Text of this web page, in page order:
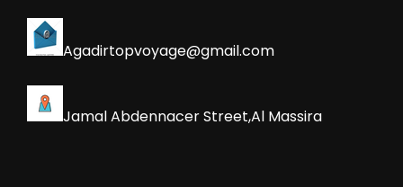
Agadirtopvoyage@gmail.com
Jamal Abdennacer Street,Al Massira